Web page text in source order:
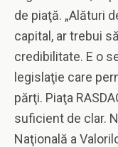
de piaţă. „Alături
capital, ar trebui
credibilitate. E o
legislaţie care
părţi. Piaţa
suficient de clar.
Naţională a